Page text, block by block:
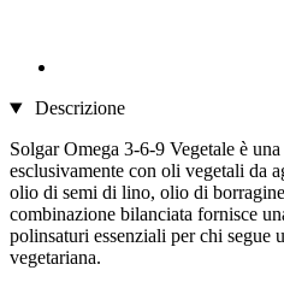
Descrizione
Solgar Omega 3-6-9 Vegetale è
esclusivamente con oli vegetali da
olio di semi di lino, olio di
combinazione bilanciata fornisce
polinsaturi essenziali per chi segue
vegetariana.